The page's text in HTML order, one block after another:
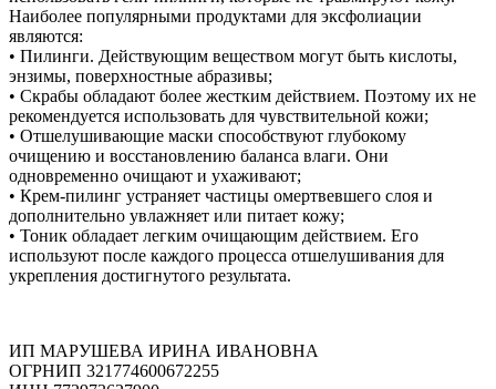
Наиболее популярными продуктами для эксфолиации
являются:
• Пилинги. Действующим веществом могут быть кислоты,
энзимы, поверхностные абразивы;
• Скрабы обладают более жестким действием. Поэтому их не
рекомендуется использовать для чувствительной кожи;
• Отшелушивающие маски способствуют глубокому
очищению и восстановлению баланса влаги. Они
одновременно очищают и ухаживают;
• Крем-пилинг устраняет частицы омертвевшего слоя и
дополнительно увлажняет или питает кожу;
• Тоник обладает легким очищающим действием. Его
используют после каждого процесса отшелушивания для
укрепления достигнутого результата.
ИП МАРУШЕВА ИРИНА ИВАНОВНА
ОГРНИП 321774600672255